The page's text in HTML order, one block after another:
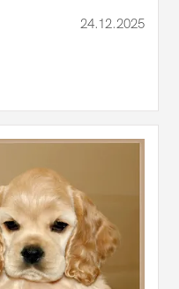
24.12.2025